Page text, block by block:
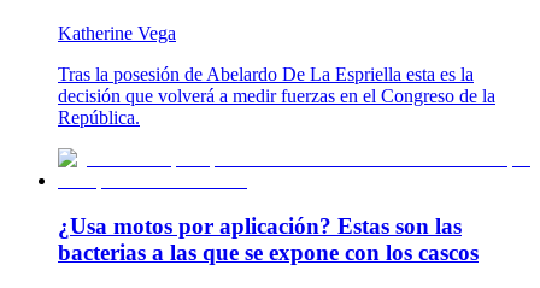
Katherine Vega
Tras la posesión de Abelardo De La Espriella esta es la
decisión que volverá a medir fuerzas en el Congreso de la
República.
¿Usa motos por aplicación? Estas son las
bacterias a las que se expone con los cascos